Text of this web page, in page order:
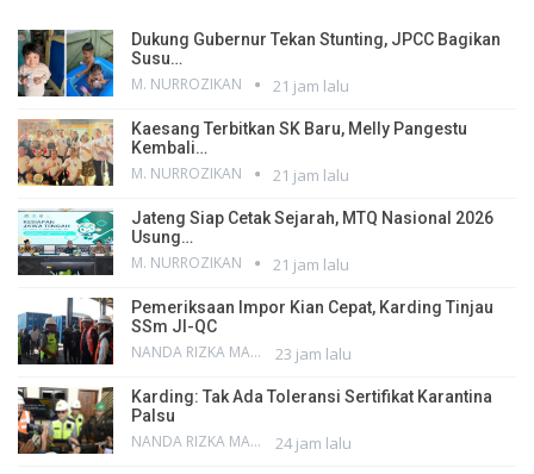
Dukung Gubernur Tekan Stunting, JPCC Bagikan
Susu…
M. NURROZIKAN 21 jam lalu
Kaesang Terbitkan SK Baru, Melly Pangestu
Kembali…
M. NURROZIKAN 21 jam lalu
Jateng Siap Cetak Sejarah, MTQ Nasional 2026
Usung…
M. NURROZIKAN 21 jam lalu
Pemeriksaan Impor Kian Cepat, Karding Tinjau
SSm JI-QC
NANDA RIZKA MAHENDRA 23 jam lalu
Karding: Tak Ada Toleransi Sertifikat Karantina
Palsu
NANDA RIZKA MAHENDRA 24 jam lalu